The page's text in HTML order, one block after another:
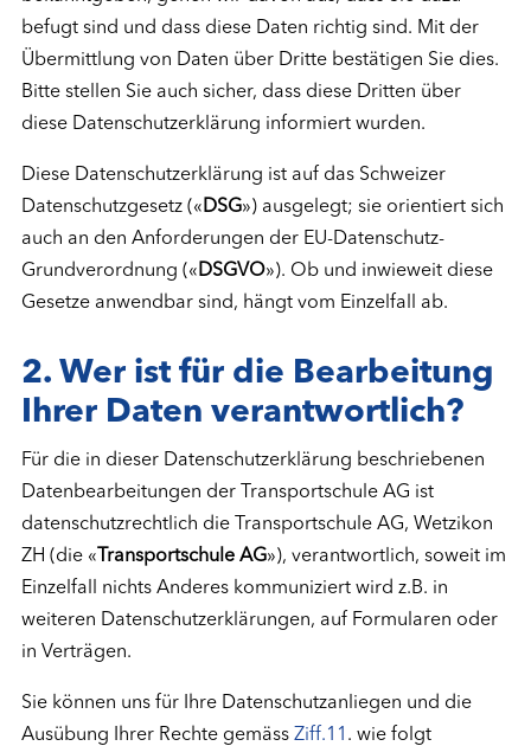
befugt sind und dass diese Daten richtig sind. Mit der
Übermittlung von Daten über Dritte bestätigen Sie dies.
Bitte stellen Sie auch sicher, dass diese Dritten über
diese Datenschutzerklärung informiert wurden.
Diese Datenschutzerklärung ist auf das Schweizer
Datenschutzgesetz (« DSG») ausgelegt; sie orientiert sich
auch an den Anforderungen der EU-Datenschutz-
Grundverordnung (« DSGVO»). Ob und inwieweit diese
Gesetze anwendbar sind, hängt vom Einzelfall ab.
2. Wer ist für die Bearbeitung
Ihrer Daten verantwortlich?
Für die in dieser Datenschutzerklärung beschriebenen
Datenbearbeitungen der Transportschule AG ist
datenschutzrechtlich die Transportschule AG, Wetzikon
ZH (die « Transportschule AG»), verantwortlich, soweit im
Einzelfall nichts Anderes kommuniziert wird z.B. in
weiteren Datenschutzerklärungen, auf Formularen oder
in Verträgen.
Sie können uns für Ihre Datenschutzanliegen und die
Ausübung Ihrer Rechte gemäss Ziff.11 . wie folgt